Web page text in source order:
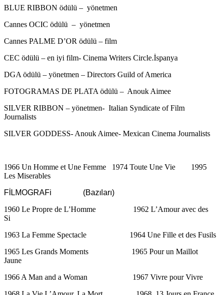
BLUE RIBBON ödülü – yönetmen
Cannes OCIC ödülü – yönetmen
Cannes PALME D’OR ödülü – film
CEC ödülü – en iyi film- Cinema Writers Circle.İspanya
DGA ödülü – yönetmen – Directors Guild of America
FOTOGRAMAS DE PLATA ödülü – Anouk Aimee
SILVER RIBBON – yönetmen- Italian Syndicate of Film
Journalists
SILVER GODDESS- Anouk Aimee- Mexican Cinema Journalists
1966 Un Homme et Une Femme 1974 Toute Une Vie 1995
Les Miserables
FİLMOGRAFi (Bazıları)
1960 Le Propre de L’Homme 1962 L’Amour avec des
Si
1963 La Femme Spectacle 1964 Une Fille et des Fusils
1965 Les Grands Moments 1965 Pour un Maillot
Jaune
1966 A Man and a Woman 1967 Vivre pour Vivre